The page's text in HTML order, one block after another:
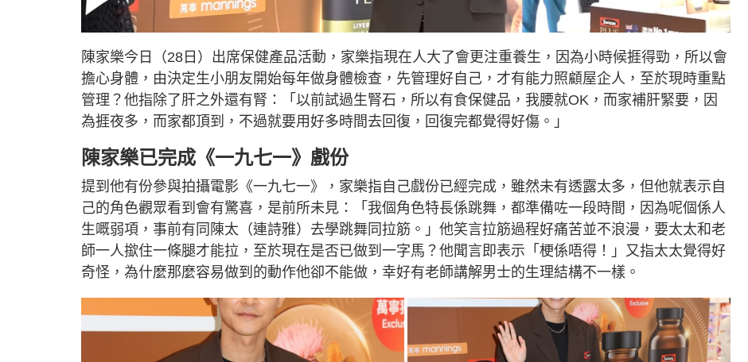
U
n
u
t
e
o
e
d
:
9
7
陳家樂今日（28日）出席保健產品活動，家樂指現在人大了會更注重養生，因為小時候捱得勁，所以會
擔心身體，由決定生小朋友開始每年做身體檢查，先管理好自己，才有能力照顧屋企人，至於現時重點
管理？他指除了肝之外還有腎：「以前試過生腎石，所以有食保健品，我腰就OK，而家補肝緊要，因
為捱夜多，而家都頂到，不過就要用好多時間去回復，回復完都覺得好傷。」
陳家樂已完成《一九七一》戲份
提到他有份參與拍攝電影《一九七一》，家樂指自己戲份已經完成，雖然未有透露太多，但他就表示自
己的角色觀眾看到會有驚喜，是前所未見：「我個角色特長係跳舞，都準備咗一段時間，因為呢個係人
生嘅弱項，事前有同陳太（連詩雅）去學跳舞同拉筋。」他笑言拉筋過程好痛苦並不浪漫，要太太和老
師一人撳住一條腿才能拉，至於現在是否已做到一字馬？他聞言即表示「梗係唔得！」又指太太覺得好
奇怪，為什麼那麼容易做到的動作他卻不能做，幸好有老師講解男士的生理結構不一樣。